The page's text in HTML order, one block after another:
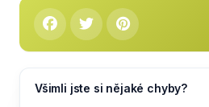
Všimli jste si nějaké chyby?